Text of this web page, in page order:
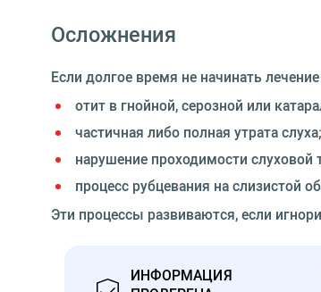
Осложнения
Если долгое время не начинать
отит в гнойной, серозной или
частичная либо полная утрата слуха;
нарушение проходимости слуховой
процесс рубцевания на слизистой
Эти процессы развиваются, если
ИНФОРМАЦИЯ